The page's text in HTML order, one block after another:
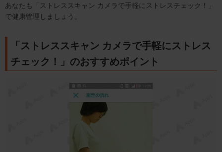
あなたも「ストレススキャン カメラで手軽にストレスチェック！」
で健康管理しましょう。
「ストレススキャン カメラで手軽にストレス
チェック！」のおすすめポイント